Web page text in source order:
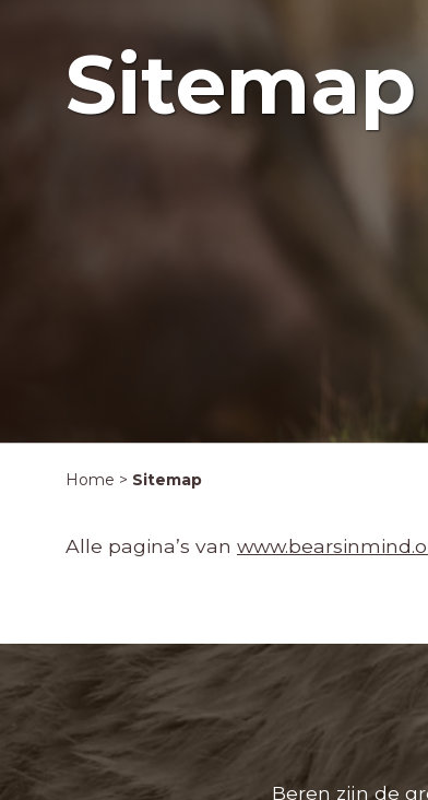
Sitemap
Home > Sitemap
Alle pagina’s van
Beren zijn de